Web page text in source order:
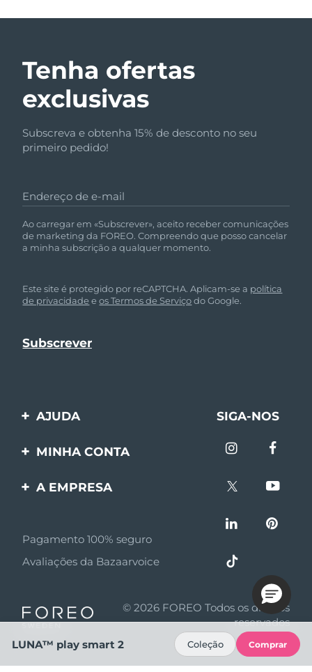
Tenha ofertas
exclusivas
Subscreva e obtenha 15% de desconto no seu
primeiro pedido!
Endereço de e-mail
Ao carregar em «Subscrever», aceito receber comunicações
de marketing da FOREO. Compreendo que posso cancelar
a minha subscrição a qualquer momento.
Este site é protegido por reCAPTCHA. Aplicam-se a política
de privacidade eos Termos de Serviçodo Google.
AJUDA
Entre em contato
SIGA-NOS
MINHA CONTA
Registro de produto
A EMPRESA
Afiliados
Notícias de afiliados
Parceiro minoritário
Termos de uso
Pagamento 100% seguro
Avaliações da Bazaarvoice
© 2026 FOREO Todos os direitos
reservados
LUNA™ play smart 2
Coleção Comprar